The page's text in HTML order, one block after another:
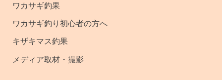
ワカサギ釣果
ワカサギ釣り初心者の方へ
キザキマス釣果
メディア取材・撮影